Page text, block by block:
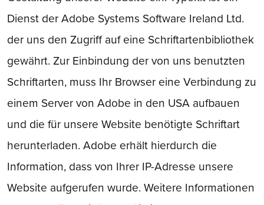
Dienst der Adobe Systems Software Ireland Ltd.
der uns den Zugriff auf eine Schriftartenbibliothek
gewährt. Zur Einbindung der von uns benutzten
Schriftarten, muss Ihr Browser eine Verbindung zu
einem Server von Adobe in den USA aufbauen
und die für unsere Website benötigte Schriftart
herunterladen. Adobe erhält hierdurch die
Information, dass von Ihrer IP-Adresse unsere
Website aufgerufen wurde. Weitere Informationen